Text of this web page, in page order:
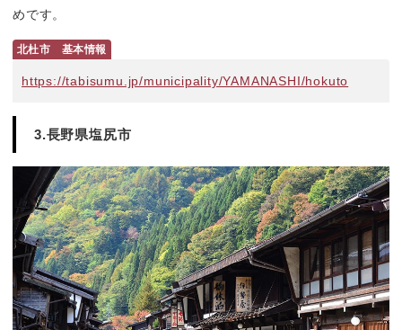
めです。
北杜市　基本情報
https://tabisumu.jp/municipality/YAMANASHI/hokuto
3.長野県塩尻市